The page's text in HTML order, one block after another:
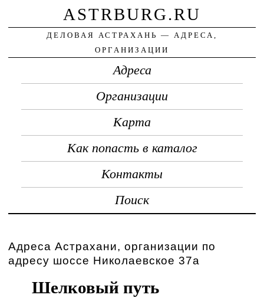
ASTRBURG.RU
ДЕЛОВАЯ АСТРАХАНЬ — АДРЕСА,
ОРГАНИЗАЦИИ
Адреса
Организации
Карта
Как попасть в каталог
Контакты
Поиск
Адреса Астрахани, организации по
адресу шоссе Николаевское 37а
Шелковый путь